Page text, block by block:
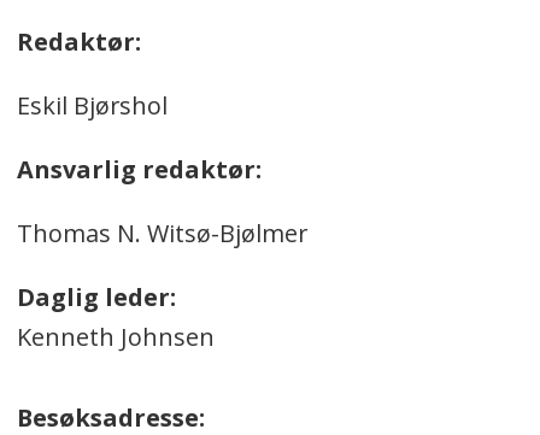
Redaktør:
Eskil Bjørshol
Ansvarlig redaktør:
Thomas N. Witsø-Bjølmer
Daglig leder:
Kenneth Johnsen
Besøksadresse: